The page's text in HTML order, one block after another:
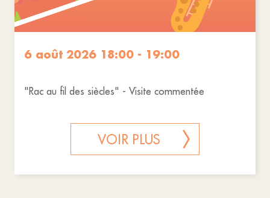
6 août 2026 18:00 - 19:00
"Rac au fil des siècles" - Visite commentée
VOIR PLUS